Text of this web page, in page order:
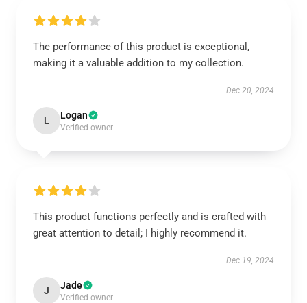
The performance of this product is exceptional,
making it a valuable addition to my collection.
Dec 20, 2024
L Logan
Verified owner
This product functions perfectly and is crafted with
great attention to detail; I highly recommend it.
Dec 19, 2024
J Jade
Verified owner